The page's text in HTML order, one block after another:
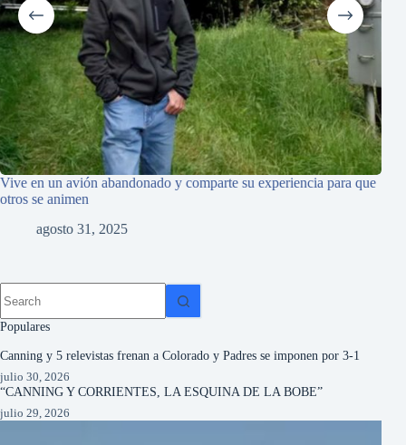
Vive en un avión abandonado y comparte su experiencia para que
otros se animen
agosto 31, 2025
Populares
Canning y 5 relevistas frenan a Colorado y Padres se imponen por 3-1
julio 30, 2026
“CANNING Y CORRIENTES, LA ESQUINA DE LA BOBE”
julio 29, 2026